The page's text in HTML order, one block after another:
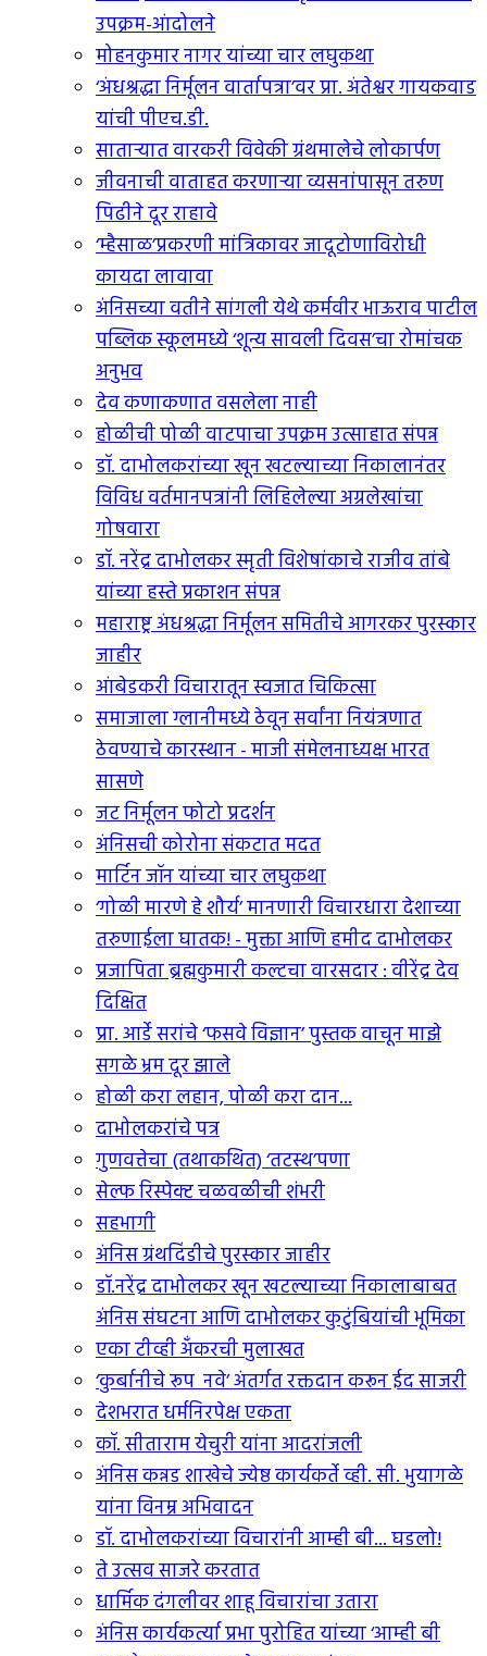
उपक्रम-आंदोलने
मोहनकुमार नागर यांच्या चार लघुकथा
‘अंधश्रद्धा निर्मूलन वार्तापत्रा’वर प्रा. अंतेश्वर गायकवाड
यांची पीएच.डी.
सातार्‍यात वारकरी विवेकी ग्रंथमालेचे लोकार्पण
जीवनाची वाताहत करणार्‍या व्यसनांपासून तरुण
पिढीने दूर राहावे
‘म्हैसाळ’प्रकरणी मांत्रिकावर जादूटोणाविरोधी
कायदा लावावा
अंनिसच्या वतीने सांगली येथे कर्मवीर भाऊराव पाटील
पब्लिक स्कूलमध्ये ‘शून्य सावली दिवस’चा रोमांचक
अनुभव
देव कणाकणात वसलेला नाही
होळीची पोळी वाटपाचा उपक्रम उत्साहात संपन्न
डॉ. दाभोलकरांच्या खून खटल्याच्या निकालानंतर
विविध वर्तमानपत्रांनी लिहिलेल्या अग्रलेखांचा
गोषवारा
डॉ. नरेंद्र दाभोलकर स्मृती विशेषांकाचे राजीव तांबे
यांच्या हस्ते प्रकाशन संपन्न
महाराष्ट्र अंधश्रद्धा निर्मूलन समितीचे आगरकर पुरस्कार
जाहीर
आंबेडकरी विचारातून स्वजात चिकित्सा
समाजाला ग्लानीमध्ये ठेवून सर्वांना नियंत्रणात
ठेवण्याचे कारस्थान - माजी संमेलनाध्यक्ष भारत
सासणे
जट निर्मूलन फोटो प्रदर्शन
अंनिसची कोरोना संकटात मदत
मार्टिन जॉन यांच्या चार लघुकथा
‘गोळी मारणे हे शौर्य’ मानणारी विचारधारा देशाच्या
तरुणाईला घातक! - मुक्ता आणि हमीद दाभोलकर
प्रजापिता ब्रह्मकुमारी कल्टचा वारसदार : वीरेंद्र देव
दिक्षित
प्रा. आर्डे सरांचे ‘फसवे विज्ञान’ पुस्तक वाचून माझे
सगळे भ्रम दूर झाले
होळी करा लहान, पोळी करा दान...
दाभोलकरांचे पत्र
गुणवत्तेचा (तथाकथित) ‘तटस्थ’पणा
सेल्फ रिस्पेक्ट चळवळीची शंभरी
सहभागी
अंनिस ग्रंथदिंडीचे पुरस्कार जाहीर
डॉ.नरेंद्र दाभोलकर खून खटल्याच्या निकालाबाबत
अंनिस संघटना आणि दाभोलकर कुटुंबियांची भूमिका
एका टीव्ही अंँकरची मुलाखत
‘कुर्बानीचे रूप नवे’ अंतर्गत रक्तदान करून ईद साजरी
देशभरात धर्मनिरपेक्ष एकता
कॉ. सीताराम येचुरी यांना आदरांजली
अंनिस कन्नड शाखेचे ज्येष्ठ कार्यकर्ते व्ही. सी. भुयागळे
यांना विनम्र अभिवादन
डॉ. दाभोलकरांच्या विचारांनी आम्ही बी... घडलो!
ते उत्सव साजरे करतात
धार्मिक दंगलीवर शाहू विचारांचा उतारा
अंनिस कार्यकर्त्या प्रभा पुरोहित यांच्या ‘आम्ही बी